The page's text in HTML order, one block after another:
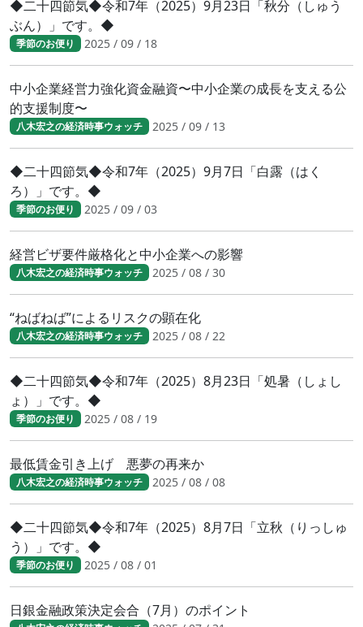
◆二十四節気◆令和7年（2025）9月23日「秋分（しゅう
ぶん）」です。◆
季節のお便り 2025 / 09 / 18
中小企業経営力強化資金融資〜中小企業の成長を支える公
的支援制度〜
八木宏之の経済時事ウォッチ 2025 / 09 / 13
◆二十四節気◆令和7年（2025）9月7日「白露（はく
ろ）」です。◆
季節のお便り 2025 / 09 / 03
経営ビザ要件厳格化と中小企業への影響
八木宏之の経済時事ウォッチ 2025 / 08 / 30
“ねばねば”によるリスクの顕在化
八木宏之の経済時事ウォッチ 2025 / 08 / 22
◆二十四節気◆令和7年（2025）8月23日「処暑（しょし
ょ）」です。◆
季節のお便り 2025 / 08 / 19
最低賃金引き上げ 悪夢の再来か
八木宏之の経済時事ウォッチ 2025 / 08 / 08
◆二十四節気◆令和7年（2025）8月7日「立秋（りっしゅ
う）」です。◆
季節のお便り 2025 / 08 / 01
日銀金融政策決定会合（7月）のポイント